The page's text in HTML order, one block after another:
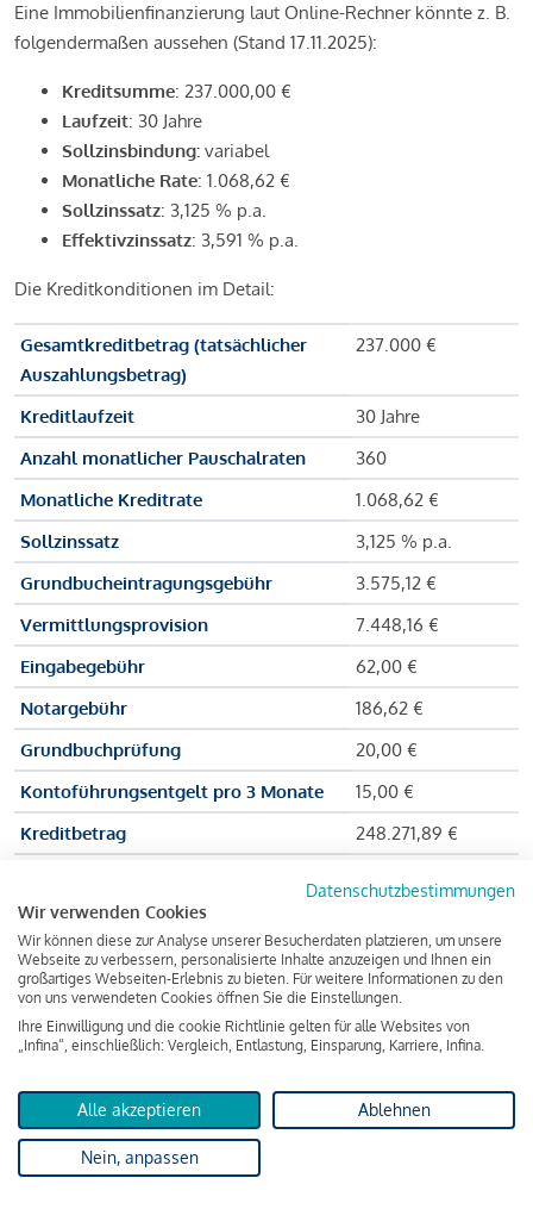
Eine Immobilienfinanzierung laut Online-Rechner könnte z. B.
folgendermaßen aussehen (Stand 17.11.2025):
Kreditsumme: 237.000,00 €
Laufzeit: 30 Jahre
Sollzinsbindung: variabel
Monatliche Rate: 1.068,62 €
Sollzinssatz: 3,125 % p.a.
Effektivzinssatz: 3,591 % p.a.
Die Kreditkonditionen im Detail:
Gesamtkreditbetrag (tatsächlicher
Auszahlungsbetrag)
237.000 €
Kreditlaufzeit
30 Jahre
Anzahl monatlicher Pauschalraten
360
Monatliche Kreditrate
1.068,62 €
Sollzinssatz
3,125 % p.a.
Grundbucheintragungsgebühr
3.575,12 €
Vermittlungsprovision
7.448,16 €
Eingabegebühr
62,00 €
Notargebühr
186,62 €
Grundbuchprüfung
20,00 €
Kontoführungsentgelt pro 3 Monate
15,00 €
Kreditbetrag
248.271,89 €
Zu zahlender Gesamtbetrag
Kreditvermittler
INFINA Credit
Broker GmbH
von 237.000 Euro ausgezahlt, um die Wohnung zu kaufen.
Darüber hinaus fallen aber noch einige Gebühren an (z. B. die
Grundbucheintragungsgebühr), sodass die Bank den
Datenschutzbestimmungen
Wir verwenden Cookies
Wir können diese zur Analyse unserer Besucherdaten platzieren, um unsere
Webseite zu verbessern, personalisierte Inhalte anzuzeigen und Ihnen ein
großartiges Webseiten-Erlebnis zu bieten. Für weitere Informationen zu den
von uns verwendeten Cookies öffnen Sie die Einstellungen.
Ihre Einwilligung und die cookie Richtlinie gelten für alle Websites von
„Infina“, einschließlich: Vergleich, Entlastung, Einsparung, Karriere, Infina.
Alle akzeptieren Ablehnen
Nein, anpassen